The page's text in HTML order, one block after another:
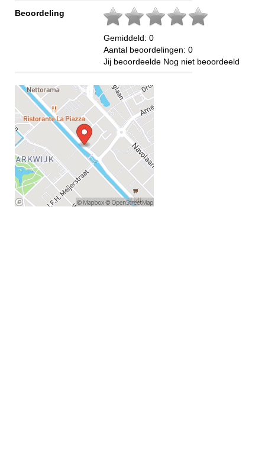
Beoordeling
Gemiddeld: 0
Aantal beoordelingen: 0
Jij beoordeelde Nog niet beoordeeld